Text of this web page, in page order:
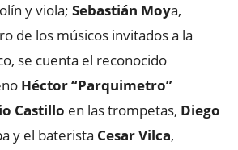
y viola; Sebastián Moya,
de los músicos invitados a la
se cuenta el reconocido
Héctor “Parquimetro”
Castillo en las trompetas, Diego
y el baterista Cesar Vilca,